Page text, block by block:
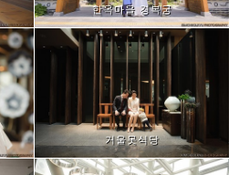
한옥마을 경복궁
거울못식당